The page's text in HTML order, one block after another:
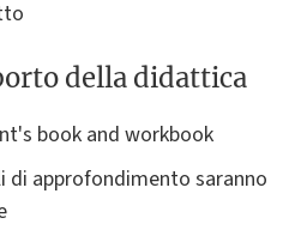
della didattica
book and workbook
di approfondimento saranno